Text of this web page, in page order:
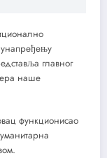
главног
наше
функционисао